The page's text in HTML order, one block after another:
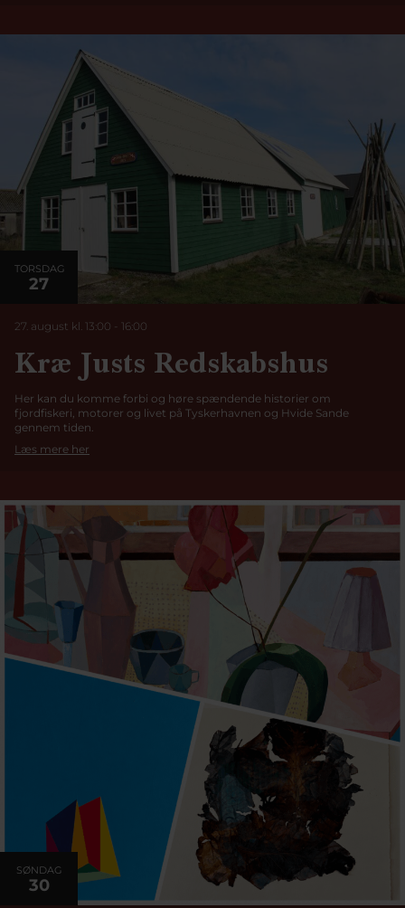
TORSDAG
27
27. august kl. 13:00 - 16:00
Kræ Justs Redskabshus
Her kan du komme forbi og høre spændende historier om
fjordfiskeri, motorer og livet på Tyskerhavnen og Hvide Sande
gennem tiden.
Læs mere her
SØNDAG
30